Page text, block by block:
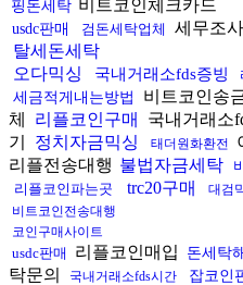
핑돈세탁 비트코인체크카드
usdc판매 검돈세탁업체 세무조
탈세돈세탁
오다믹싱
국내거래소fds증빙
세금적게내는방법 비트코인송
체
리플코인구매 국내거래소
기
정치자금믹싱 태더원화환전
리플전송대행 불법자금세탁
리플코인파는곳
trc20구매 대검
비트코인전송대행
코인구매사이트
usdc판매 리플코인매입 돈세탁
탁문의
국내거래소fds시간 잡코인